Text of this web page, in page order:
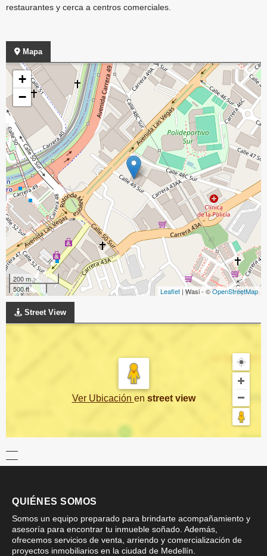
restaurantes y cerca a centros comerciales.
Mapa
+
−
200 m
500 ft
Leaflet | Wasi - ©OpenStreetMap
Street View
Ver Ubicación en street view
QUIÉNES SOMOS
Somos un equipo preparado para brindarte acompañamiento y
asesoría para encontrar tu inmueble soñado. Además,
ofrecemos servicios de venta, arriendo y comercialización de
proyectos inmobiliarios en la ciudad de Medellín.